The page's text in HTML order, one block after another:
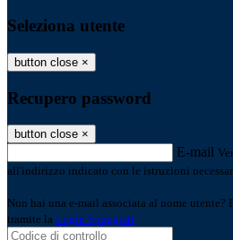
Seleziona utente
button close ×
Recupero password
button close ×
E-mail
all'indirizzo indicato con le istruzioni
Non hai una e-mail associata al nome utente?
tramite la Login Spaggiari